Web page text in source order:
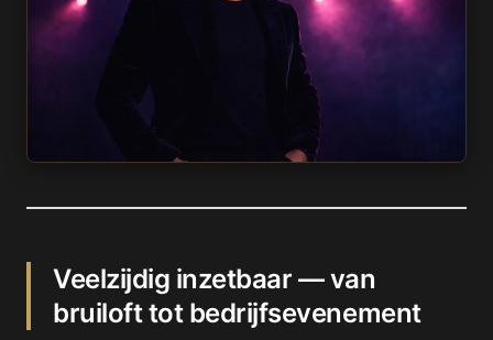
Veelzijdig inzetbaar — van
bruiloft tot bedrijfsevenement